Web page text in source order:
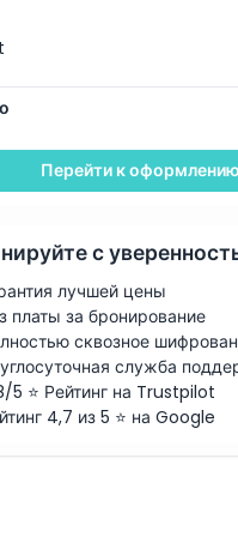
Перейти к
с
лучшей цены
платы за бронирование
сквозное
служба
5 ⭐ Рейтинг на Trustpilot
4,7 из 5 ⭐ на Google